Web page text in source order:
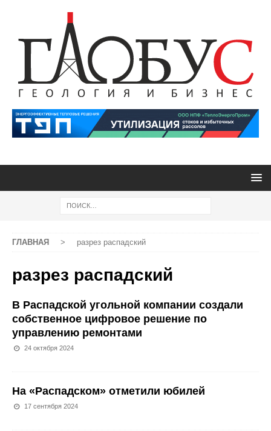
ГЛАВНАЯ > разрез распадский
разрез распадский
В Распадской угольной компании создали
собственное цифровое решение по
управлению ремонтами
24 октября 2024
На «Распадском» отметили юбилей
17 сентября 2024